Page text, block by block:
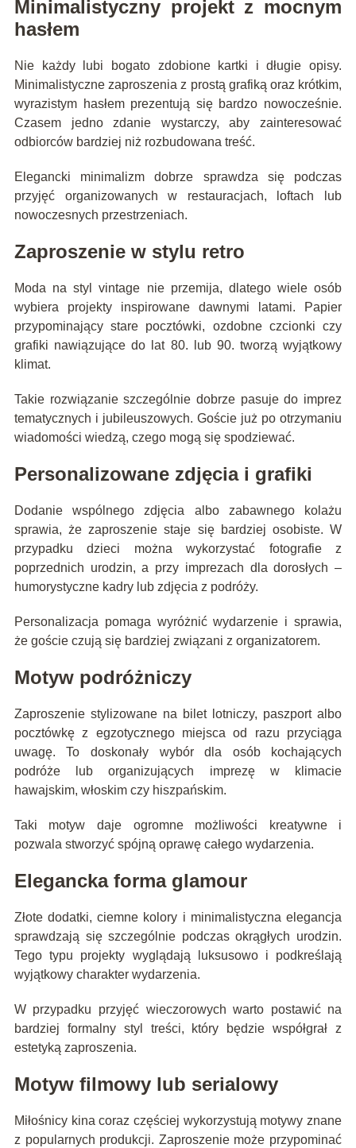
Minimalistyczny projekt z mocnym
hasłem
Nie każdy lubi bogato zdobione kartki i długie opisy.
Minimalistyczne zaproszenia z prostą grafiką oraz krótkim,
wyrazistym hasłem prezentują się bardzo nowocześnie.
Czasem jedno zdanie wystarczy, aby zainteresować
odbiorców bardziej niż rozbudowana treść.
Elegancki minimalizm dobrze sprawdza się podczas
przyjęć organizowanych w restauracjach, loftach lub
nowoczesnych przestrzeniach.
Zaproszenie w stylu retro
Moda na styl vintage nie przemija, dlatego wiele osób
wybiera projekty inspirowane dawnymi latami. Papier
przypominający stare pocztówki, ozdobne czcionki czy
grafiki nawiązujące do lat 80. lub 90. tworzą wyjątkowy
klimat.
Takie rozwiązanie szczególnie dobrze pasuje do imprez
tematycznych i jubileuszowych. Goście już po otrzymaniu
wiadomości wiedzą, czego mogą się spodziewać.
Personalizowane zdjęcia i grafiki
Dodanie wspólnego zdjęcia albo zabawnego kolażu
sprawia, że zaproszenie staje się bardziej osobiste. W
przypadku dzieci można wykorzystać fotografie z
poprzednich urodzin, a przy imprezach dla dorosłych –
humorystyczne kadry lub zdjęcia z podróży.
Personalizacja pomaga wyróżnić wydarzenie i sprawia,
że goście czują się bardziej związani z organizatorem.
Motyw podróżniczy
Zaproszenie stylizowane na bilet lotniczy, paszport albo
pocztówkę z egzotycznego miejsca od razu przyciąga
uwagę. To doskonały wybór dla osób kochających
podróże lub organizujących imprezę w klimacie
hawajskim, włoskim czy hiszpańskim.
Taki motyw daje ogromne możliwości kreatywne i
pozwala stworzyć spójną oprawę całego wydarzenia.
Elegancka forma glamour
Złote dodatki, ciemne kolory i minimalistyczna elegancja
sprawdzają się szczególnie podczas okrągłych urodzin.
Tego typu projekty wyglądają luksusowo i podkreślają
wyjątkowy charakter wydarzenia.
W przypadku przyjęć wieczorowych warto postawić na
bardziej formalny styl treści, który będzie współgrał z
estetyką zaproszenia.
Motyw filmowy lub serialowy
Miłośnicy kina coraz częściej wykorzystują motywy znane
z popularnych produkcji. Zaproszenie może przypominać